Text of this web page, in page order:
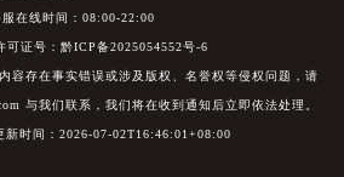
服在线时间：08:00-22:00
可证号：黔ICP备2025054552号-6
容存在事实错误或涉及版权、名誉权等侵权问题，请
与我们联系，我们将在收到通知后立即依法处理。
新时间：2026-07-02T16:46:01+08:00